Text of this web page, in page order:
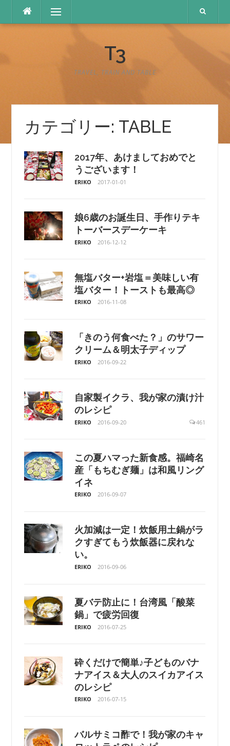
テ
メニュー
T3
TRAVEL, TRAIN AND TABLE
カテゴリー: TABLE
2017年、あけましておめでと
うございます！
ERIKO 2017-01-01
娘6歳のお誕生日、手作りテキ
トーバースデーケーキ
ERIKO 2016-12-12
無塩バター+岩塩＝美味しい有
塩バター！トーストも最高◎
ERIKO 2016-11-08
「きのう何食べた？」のサワー
クリーム＆明太子ディップ
ERIKO 2016-09-22
自家製イクラ、我が家の漬け汁
のレシピ
ERIKO 2016-09-20 461
この夏ハマった新食感。福崎名
産「もちむぎ麺」は和風リング
イネ
ERIKO 2016-09-07
火加減は一定！炊飯用土鍋がラ
クすぎてもう炊飯器に戻れな
い。
ERIKO 2016-09-06
夏バテ防止に！台湾風「酸菜
鍋」で疲労回復
ERIKO 2016-07-25
砕くだけで簡単♪子どものバナ
ナアイス＆大人のスイカアイス
のレシピ
ERIKO 2016-07-15
バルサミコ酢で！我が家のキャ